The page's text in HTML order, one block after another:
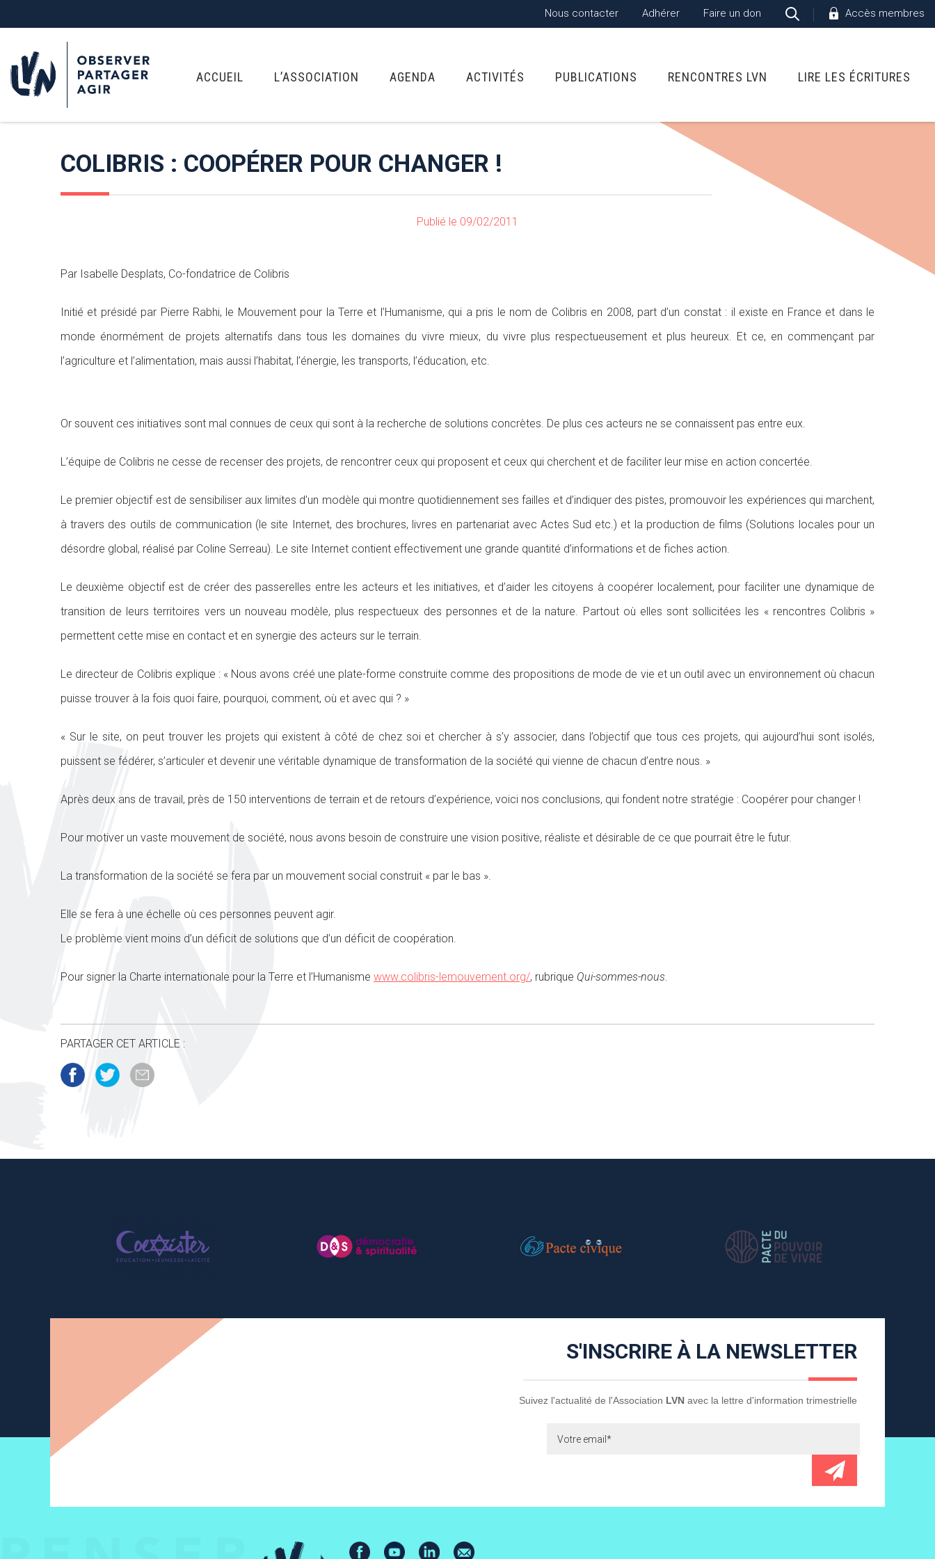
Nous contacter Adhérer Faire un don Accès membres
ACCUEIL L’ASSOCIATION AGENDA ACTIVITÉS PUBLICATIONS RENCONTRES LVN LIRE LES ÉCRITURES
COLIBRIS : COOPÉRER POUR CHANGER !
Publié le 09/02/2011
Par Isabelle Desplats, Co-fondatrice de Colibris
Initié et présidé par Pierre Rabhi, le Mouvement pour la Terre et l’Humanisme, qui a pris le nom de Colibris en 2008, part d’un constat : il existe en France et dans le
monde énormément de projets alternatifs dans tous les domaines du vivre mieux, du vivre plus respectueusement et plus heureux. Et ce, en commençant par
l’agriculture et l’alimentation, mais aussi l’habitat, l’énergie, les transports, l’éducation, etc.
Or souvent ces initiatives sont mal connues de ceux qui sont à la recherche de solutions concrètes. De plus ces acteurs ne se connaissent pas entre eux.
L’équipe de Colibris ne cesse de recenser des projets, de rencontrer ceux qui proposent et ceux qui cherchent et de faciliter leur mise en action concertée.
Le premier objectif est de sensibiliser aux limites d’un modèle qui montre quotidiennement ses failles et d’indiquer des pistes, promouvoir les expériences qui marchent,
à travers des outils de communication (le site Internet, des brochures, livres en partenariat avec Actes Sud etc.) et la production de films (Solutions locales pour un
désordre global, réalisé par Coline Serreau). Le site Internet contient effectivement une grande quantité d’informations et de fiches action.
Le deuxième objectif est de créer des passerelles entre les acteurs et les initiatives, et d’aider les citoyens à coopérer localement, pour faciliter une dynamique de
transition de leurs territoires vers un nouveau modèle, plus respectueux des personnes et de la nature. Partout où elles sont sollicitées les « rencontres Colibris »
permettent cette mise en contact et en synergie des acteurs sur le terrain.
Le directeur de Colibris explique : « Nous avons créé une plate-forme construite comme des propositions de mode de vie et un outil avec un environnement où chacun
puisse trouver à la fois quoi faire, pourquoi, comment, où et avec qui ? »
« Sur le site, on peut trouver les projets qui existent à côté de chez soi et chercher à s’y associer, dans l’objectif que tous ces projets, qui aujourd’hui sont isolés,
puissent se fédérer, s’articuler et devenir une véritable dynamique de transformation de la société qui vienne de chacun d’entre nous. »
Après deux ans de travail, près de 150 interventions de terrain et de retours d’expérience, voici nos conclusions, qui fondent notre stratégie : Coopérer pour changer !
Pour motiver un vaste mouvement de société, nous avons besoin de construire une vision positive, réaliste et désirable de ce que pourrait être le futur.
La transformation de la société se fera par un mouvement social construit « par le bas ».
Elle se fera à une échelle où ces personnes peuvent agir.
Le problème vient moins d’un déficit de solutions que d’un déficit de coopération.
Pour signer la Charte internationale pour la Terre et l’Humanisme www.colibris-lemouvement.org/, rubrique Qui-sommes-nous.
PARTAGER CET ARTICLE :
S'INSCRIRE À LA NEWSLETTER
Suivez l'actualité de l'Association LVN avec la lettre d'information trimestrielle